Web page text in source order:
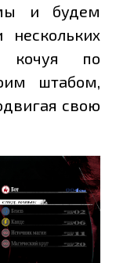
и будем
кочуя по
штабом,
свою